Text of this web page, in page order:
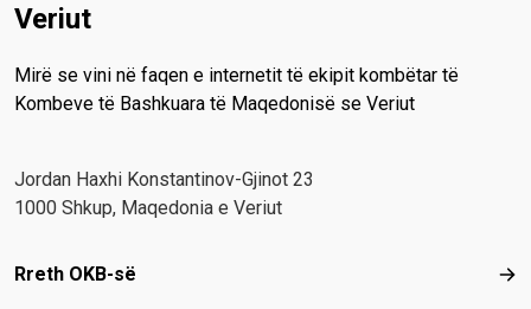
Veriut
Mirë se vini në faqen e internetit të ekipit kombëtar të
Kombeve të Bashkuara të Maqedonisë se Veriut
Јordan Haxhi Konstantinov-Gjinot 23
1000 Shkup, Maqedonia e Veriut
Footer menu
Rreth OKB-së